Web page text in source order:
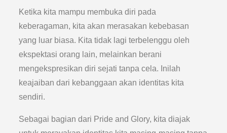
Ketika kita mampu membuka diri pada
keberagaman, kita akan merasakan kebebasan
yang luar biasa. Kita tidak lagi terbelenggu oleh
ekspektasi orang lain, melainkan berani
mengekspresikan diri sejati tanpa cela. Inilah
keajaiban dari kebanggaan akan identitas kita
sendiri.
Sebagai bagian dari Pride and Glory, kita diajak